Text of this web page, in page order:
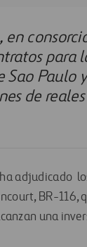
para
Paulo
de reales
ha adjudicado
BR-116,
una